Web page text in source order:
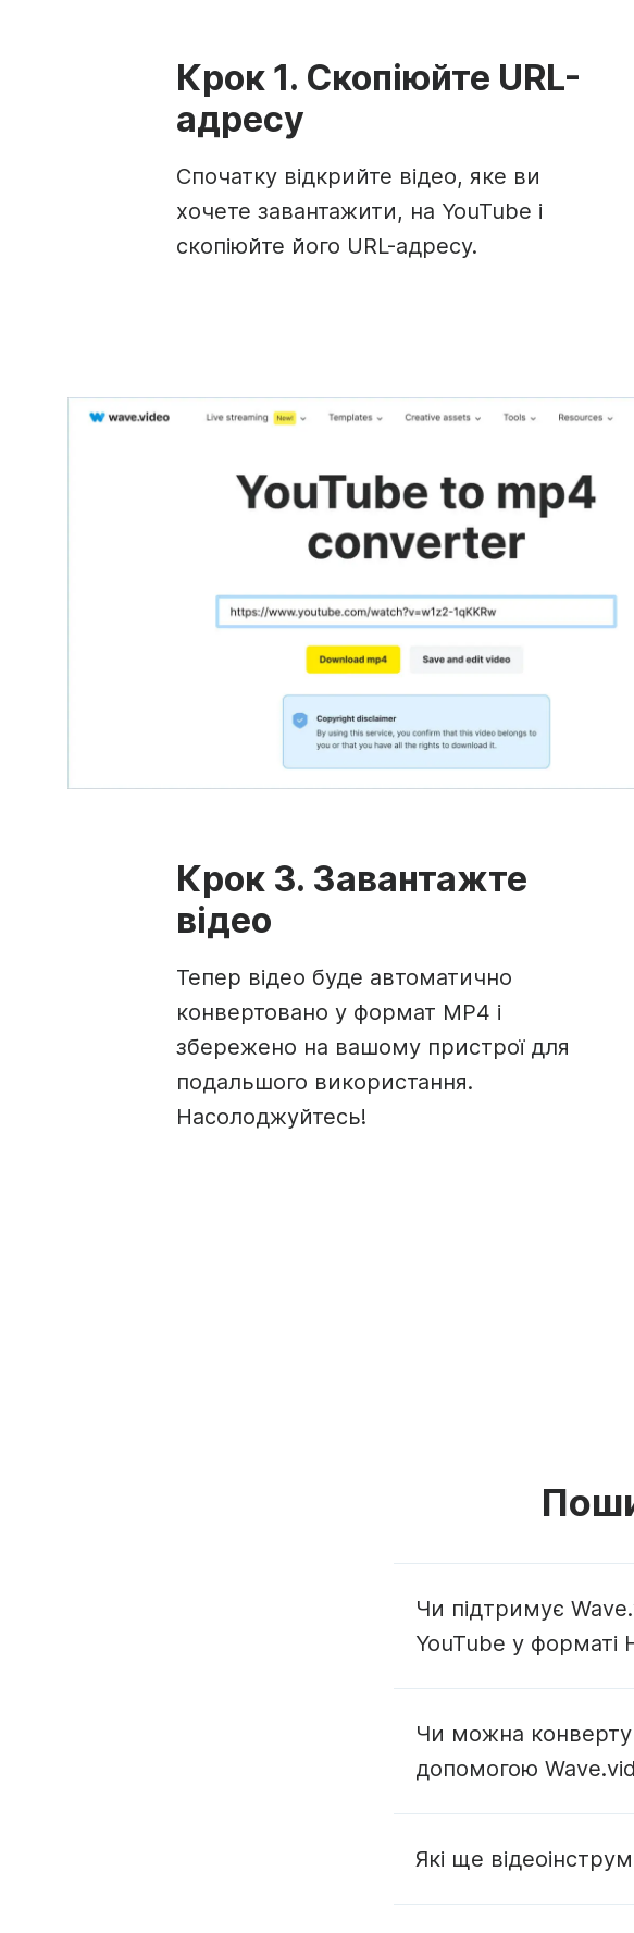
Крок 1. Скопіюйте URL-
адресу
Спочатку відкрийте відео, яке ви
хочете завантажити, на YouTube і
скопіюйте його URL-адресу.
Крок 3. Завантажте
відео
Тепер відео буде автоматично
конвертовано у формат MP4 і
збережено на вашому пристрої для
подальшого використання.
Насолоджуйтесь!
Чи підтримує
YouTube у форматі
Чи можна
допомогою
Які ще